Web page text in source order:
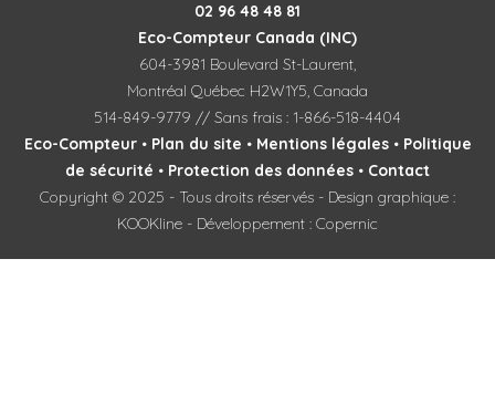
02 96 48 48 81
Eco-Compteur Canada (INC)
604-3981 Boulevard St-Laurent,
Montréal Québec H2W1Y5, Canada
514-849-9779 // Sans frais : 1-866-518-4404
Eco-Compteur• Plan du site • Mentions légales• Politique
de sécurité • Protection des données • Contact
Copyright © 2025 - Tous droits réservés - Design graphique :
KOOKline - Développement : Copernic